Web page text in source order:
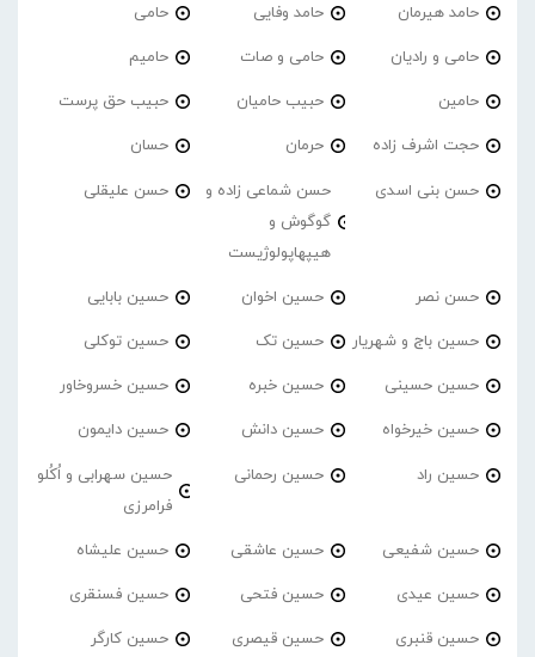
حامد هیرمان حامد وفایی حامی
حامی و رادیان حامی و صات حامیم
حامین حبیب حامیان حبیب حق پرست
حجت اشرف زاده حرمان حسان
حسن بنی اسدی
حسن شماعی زاده و
گوگوش و
هیپهاپولوژیست
حسن علیقلی
حسن نصر حسین اخوان حسین بابایی
حسین باج و شهریار حسین تک حسین توکلی
حسین حسینی حسین خبره حسین خسروخاور
حسین خیرخواه حسین دانش حسین دایمون
حسین راد حسین رحمانی
حسین سهرابی و اُکُلو
فرامرزی
حسین شفیعی حسین عاشقی حسین علیشاه
حسین عیدی حسین فتحی حسین فسنقری
حسین قنبری حسین قیصری حسین کارگر